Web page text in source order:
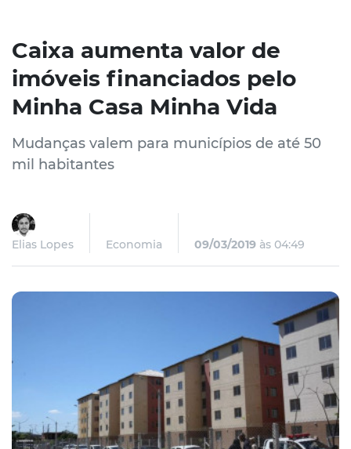
Caixa aumenta valor de
imóveis financiados pelo
Minha Casa Minha Vida
Mudanças valem para municípios de até 50
mil habitantes
Elias Lopes Economia 09/03/2019 às 04:49